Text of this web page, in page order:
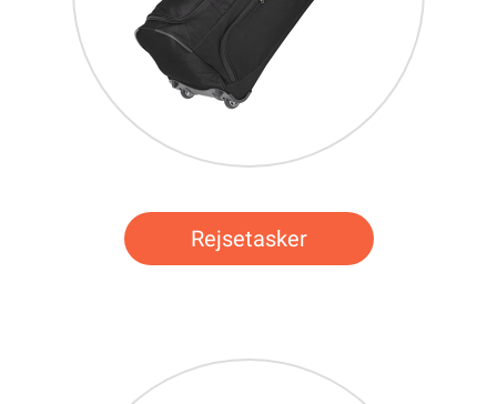
Rejsetasker